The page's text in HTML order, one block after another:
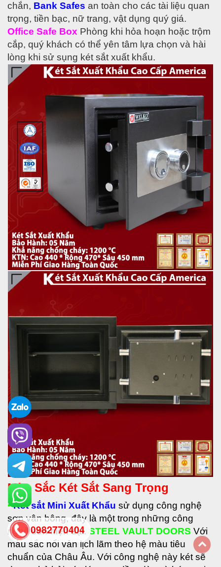
chắn, Bank Safes an toàn cho các tài liệu quan
trọng, tiền bạc, nữ trang, vật dụng quý giá.
Office Safe Box Phòng khi hỏa hoạn hoặc trộm
cắp, quý khách có thể yên tâm lựa chọn và hài
lòng khi sử sụng két sắt xuất khẩu.
Màu Sắc Két Sắt Sang Trọng
•Két sắt Mini Xuất Khẩu sử dụng công nghệ
sơn vân bông, đây là một trong những công
nghệ sơn hiện đại. STEEL VAULT DOORS Với
màu sắc nổi vân lịch lãm theo hệ màu tiêu
chuẩn của Châu Âu. Với công nghệ này két sẽ
0982770404
back